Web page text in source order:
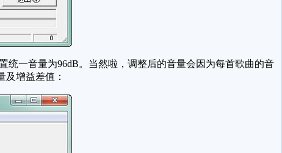
一音量为96dB。当然啦，调整后的音量会因为每首歌曲的音
增益差值：